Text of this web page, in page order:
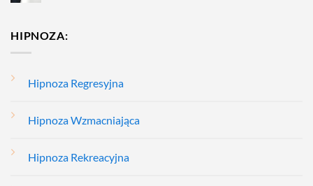
HIPNOZA:
Hipnoza Regresyjna
Hipnoza Wzmacniająca
Hipnoza Rekreacyjna